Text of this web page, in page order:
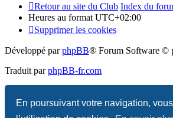
En poursuivant votre navigation,
Retour au site du Club Index du
Heures au format UTC+02:00
Supprimer les cookies
Développé parphpBB® Forum Software ©
Traduit parphpBB-fr.com
Confidentialité